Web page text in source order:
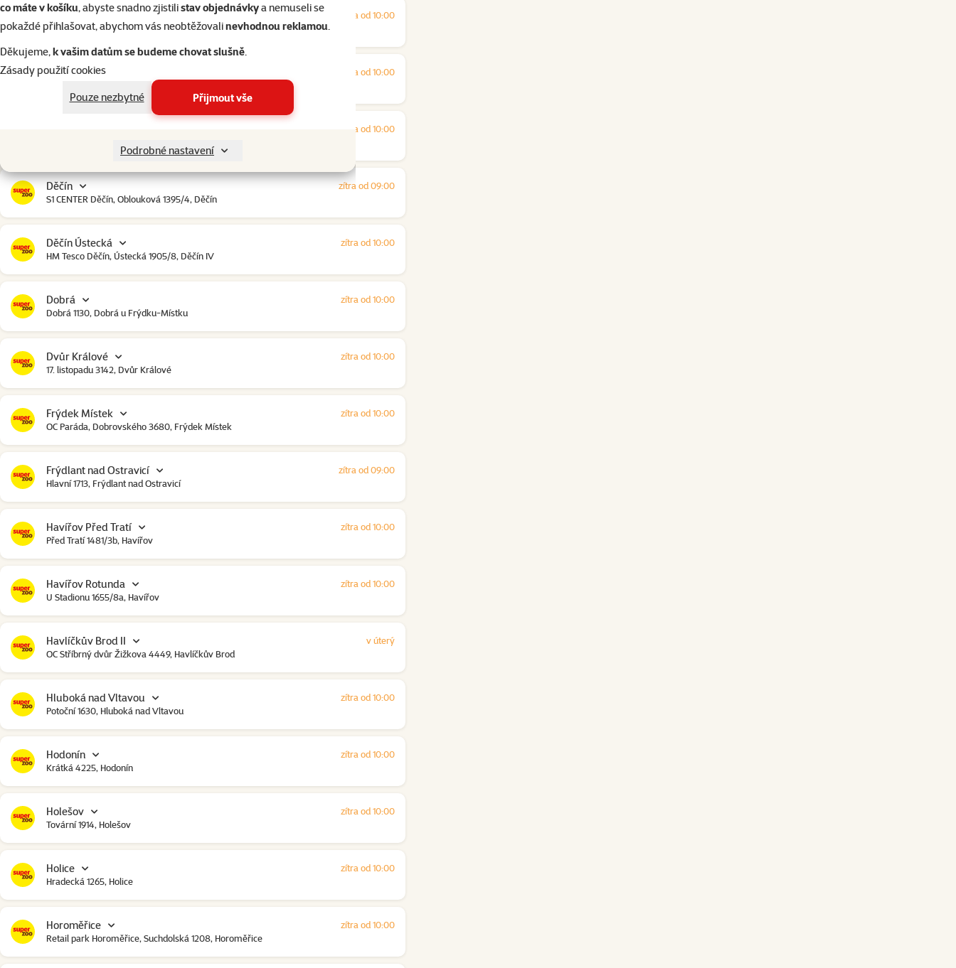
co máte v košíku, abyste snadno zjistilistav objednávkya nemuseli se
pokaždé přihlašovat, abychom vás neobtěžovalinevhodnou reklamou.
Děkujeme,k vašim datům se budeme chovat slušně.
Zásady použití cookies
Pouze nezbytné
Přijmout vše
Podrobné nastavení
Český Krumlov
Urbinská 238, Český Krumlov
zítra od 10:00
Čestlice
Čestlice komerční zóna, U Makra 123, Čestlice
zítra od 10:00
zítra od 10:00
Děčín
S1 CENTER Děčín, Oblouková 1395/4, Děčín
zítra od 09:00
Děčín Ústecká
HM Tesco Děčín, Ústecká 1905/8, Děčín IV
zítra od 10:00
Dobrá
Dobrá 1130, Dobrá u Frýdku-Místku
zítra od 10:00
Dvůr Králové
17. listopadu 3142, Dvůr Králové
zítra od 10:00
Frýdek Místek
OC Paráda, Dobrovského 3680, Frýdek Místek
zítra od 10:00
Frýdlant nad Ostravicí
Hlavní 1713, Frýdlant nad Ostravicí
zítra od 09:00
Havířov Před Tratí
Před Tratí 1481/3b, Havířov
zítra od 10:00
Havířov Rotunda
U Stadionu 1655/8a, Havířov
zítra od 10:00
Havlíčkův Brod II
OC Stříbrný dvůr Žižkova 4449, Havlíčkův Brod
v úterý
Hluboká nad Vltavou
Potoční 1630, Hluboká nad Vltavou
zítra od 10:00
Hodonín
Krátká 4225, Hodonín
zítra od 10:00
Holešov
Tovární 1914, Holešov
zítra od 10:00
Holice
Hradecká 1265, Holice
zítra od 10:00
Horoměřice
Retail park Horoměřice, Suchdolská 1208, Horoměřice
zítra od 10:00